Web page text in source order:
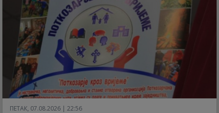
ПЕТАК, 07.08.2026 | 22:56